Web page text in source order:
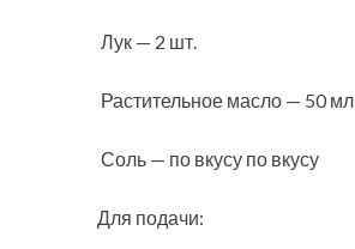
Лук — 2 шт.
Растительное масло — 50 мл
Соль — по вкусу по вкусу
Для подачи: